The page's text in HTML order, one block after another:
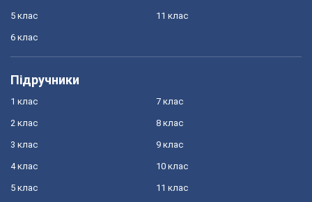
5 клас
6 клас
11 клас
Підручники
1 клас
2 клас
3 клас
4 клас
5 клас
7 клас
8 клас
9 клас
10 клас
11 клас